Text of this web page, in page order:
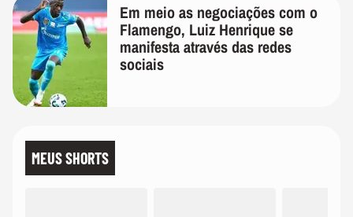
Em meio as negociações com o
Flamengo, Luiz Henrique se
manifesta através das redes
sociais
MEUS SHORTS